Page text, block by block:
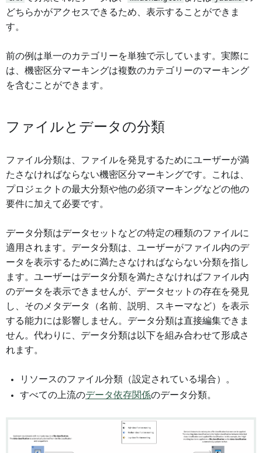
どちらかがアクセスできるため、表示することができま
す。
前の例は単一のカテゴリーを単独で示しています。実際に
は、機密区分マーキングは複数のカテゴリーのマーキング
を含むことができます。
ファイルとデータの分類
ファイル分類は、ファイルを発見するためにユーザーが満
たさなければならない機密区分マーキングです。これは、
プロジェクトの最大分類や他の必須マーキングなどの他の
要件に加えて必要です。
データ分類はデータセットなどの特定の種類のファイルに
適用されます。データ分類は、ユーザーがファイル内のデ
ータを表示するために満たさなければならない分類を指し
ます。ユーザーはデータ分類を満たさなければファイル内
のデータを表示できませんが、データセットの存在を発見
し、そのメタデータ（名前、説明、スキーマなど）を表示
する能力には影響しません。データ分類は直接編集できま
せん。代わりに、データ分類は以下を組み合わせて形成さ
れます。
リソースのファイル分類（設定されている場合）。
すべての上流のデータ依存関係のデータ分類。